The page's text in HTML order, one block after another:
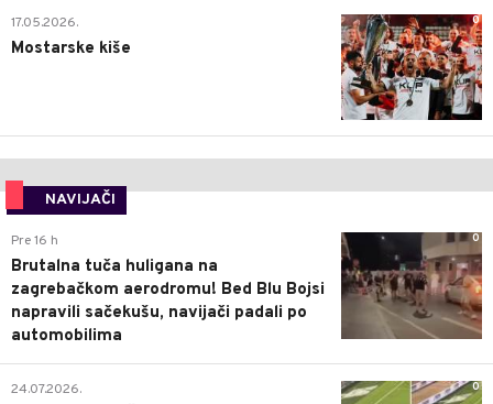
0
17.05.2026.
Mostarske kiše
NAVIJAČI
0
Pre 16 h
Brutalna tuča huligana na
zagrebačkom aerodromu! Bed Blu Bojsi
napravili sačekušu, navijači padali po
automobilima
0
24.07.2026.